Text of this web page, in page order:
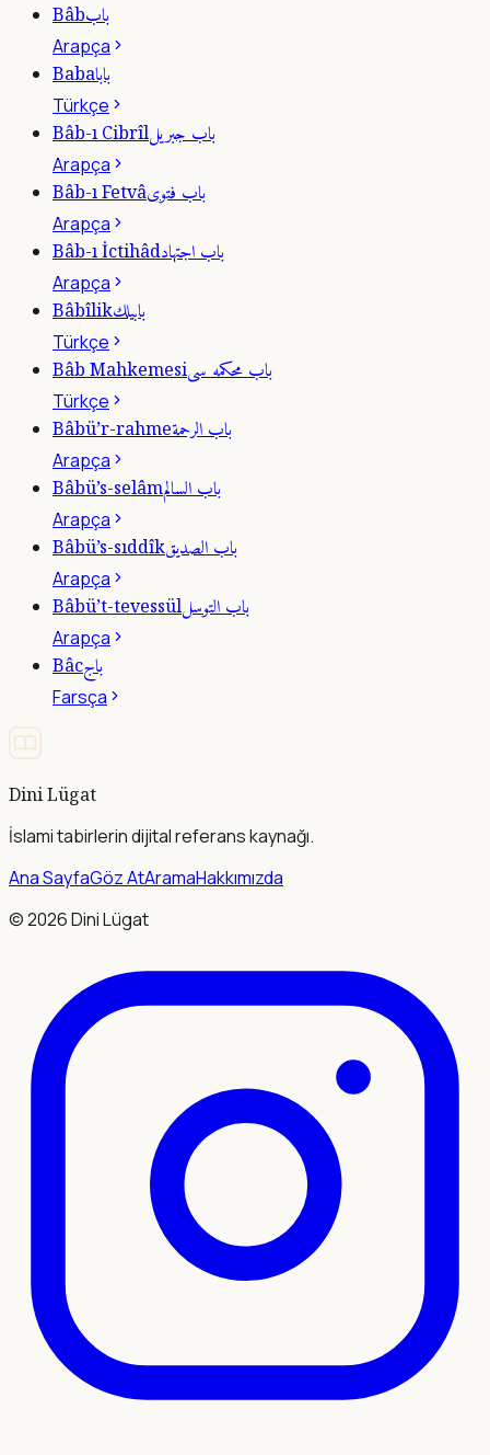
Bâbباب
Arapça
Babaبابا
Türkçe
Bâb-ı Cibrîlباب جبريل
Arapça
Bâb-ı Fetvâباب فتوى
Arapça
Bâb-ı İctihâdباب اجتهاد
Arapça
Bâbîlikبابيلك
Türkçe
Bâb Mahkemesiباب محكمه سى
Türkçe
Bâbü’r-rahmeباب الرحمة
Arapça
Bâbü’s-selâmباب السالم
Arapça
Bâbü’s-sıddîkباب الصديق
Arapça
Bâbü’t-tevessülباب التوسل
Arapça
Bâcباج
Farsça
Dini Lügat
İslami tabirlerin dijital referans kaynağı.
Ana SayfaGöz AtAramaHakkımızda
©2026Dini Lügat